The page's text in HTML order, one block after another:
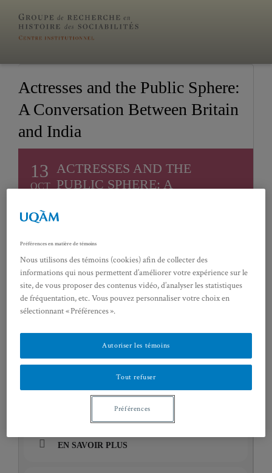
Actresses and the Public Sphere:
A Conversation Between Britain
and India
13
OCT
ACTRESSES AND THE
PUBLIC SPHERE: A
BRITAIN AND INDIA
Singh (McGill University)
EN SAVOIR PLUS
Préférences en matière de témoins
Nous utilisons des témoins (cookies) afin de collecter des
informations qui nous permettent d’améliorer votre expérience sur le
site, de vous proposer des contenus vidéo, d’analyser les statistiques
de fréquentation, etc. Vous pouvez personnaliser votre choix en
sélectionnant « Préférences ».
Tout refuser
Autoriser les témoins
Préférences